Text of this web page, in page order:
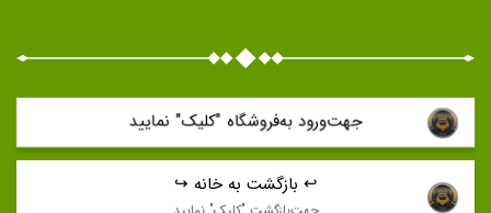
جهت‌ورود به‌فروشگاه "كليک" نماييد
↩️ بازگشت به خانه ↪️